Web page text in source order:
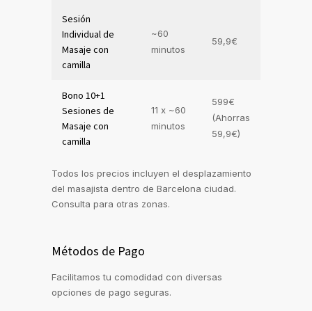
Sesión
Individual de
Masaje con
camilla
~60
minutos
59,9€
Bono 10+1
Sesiones de
Masaje con
camilla
11 x ~60
minutos
599€
(Ahorras
59,9€)
Todos los precios incluyen el desplazamiento
del masajista dentro de Barcelona ciudad.
Consulta para otras zonas.
Métodos de Pago
Facilitamos tu comodidad con diversas
opciones de pago seguras.